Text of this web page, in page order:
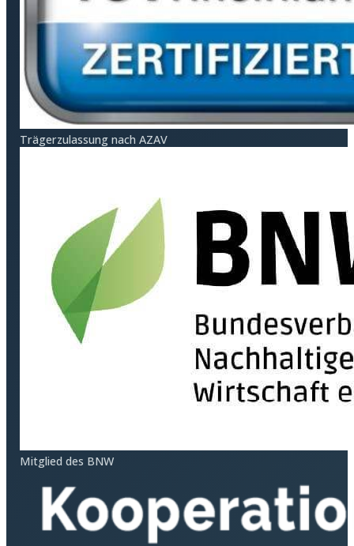
Träger­zulassung nach AZAV
Mitglied des BNW